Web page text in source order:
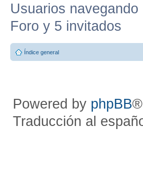
Usuarios
Foro y 5 invitados
Índice general
Powered by phpBB®
Traducción al